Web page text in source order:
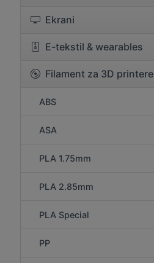
Ekrani
E-tekstil & wearables
Filament za 3D printere
ABS
ASA
PLA 1.75mm
PLA 2.85mm
PLA Special
PP